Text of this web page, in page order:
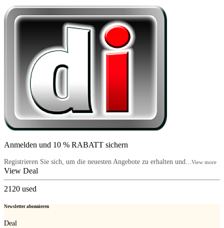
Anmelden und 10 % RABATT sichern
Registrieren Sie sich, um die neuesten Angebote zu erhalten und... View more
View Deal
2120 used
Newsletter abonnieren
Deal